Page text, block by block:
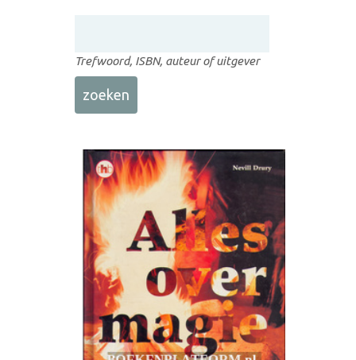
Trefwoord, ISBN, auteur of uitgever